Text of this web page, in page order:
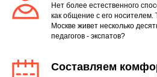
Нет более естественного
как общение с его носителем.
Москве живет несколько
педагогов - экспатов?
Составляем